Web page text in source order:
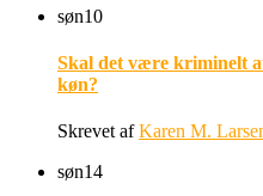
søn10
Skal det være kriminelt
køn?
Skrevet afKaren M.
søn14